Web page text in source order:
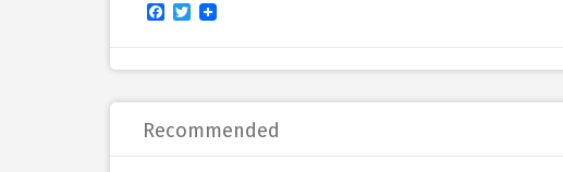
Facebook
Twitter
Recommended